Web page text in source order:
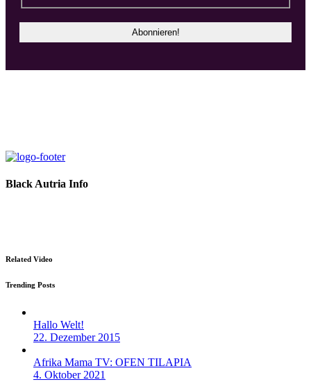
Black Autria Info
Related Video
Trending Posts
Hallo Welt!
22. Dezember 2015
Afrika Mama TV: OFEN TILAPIA
4. Oktober 2021